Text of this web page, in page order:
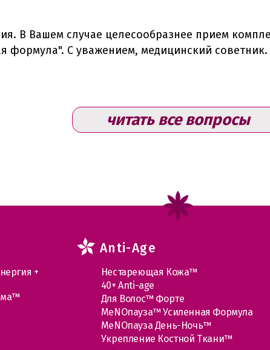
В Вашем случае целесообразнее прием
формула". С уважением, медицинский советник.
читать все вопросы
+
Anti-Age
Нестареющая Кожа™
40+ Anti-age
Для Волос™ Форте
МеNOпауза™ Усиленная Формула
МеNOпауза День-Ночь™
Укрепление Костной Ткани™